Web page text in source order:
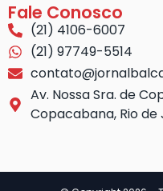
Fale Conosco
(21) 4106-6007
(21) 97749-5514
Av. Nossa Sra. de
Copacabana, Rio de